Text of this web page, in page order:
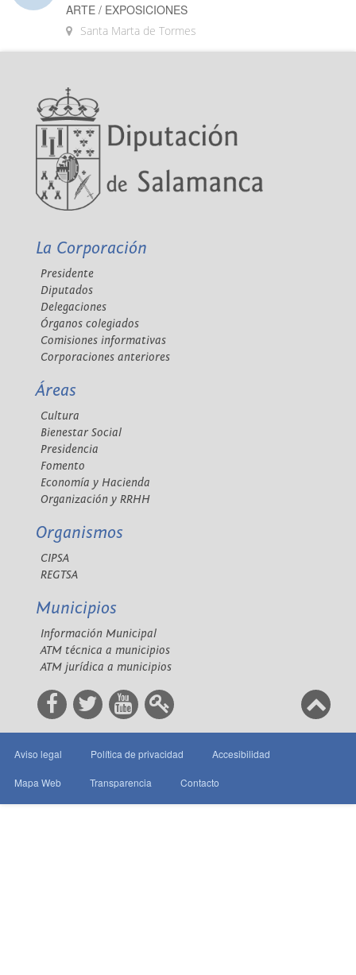
ARTE / EXPOSICIONES
Santa Marta de Tormes
La Corporación
Presidente
Diputados
Delegaciones
Órganos colegiados
Comisiones informativas
Corporaciones anteriores
Áreas
Cultura
Bienestar Social
Presidencia
Fomento
Economía y Hacienda
Organización y RRHH
Organismos
CIPSA
REGTSA
Municipios
Información Municipal
ATM técnica a municipios
ATM jurídica a municipios
Aviso legal Política de privacidad Accesibilidad
Mapa Web Transparencia Contacto